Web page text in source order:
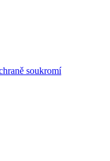
soukromí